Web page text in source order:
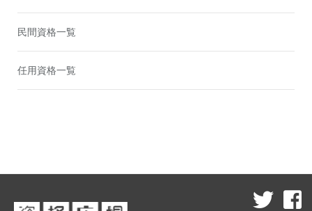
民間資格一覧
任用資格一覧